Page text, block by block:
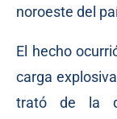
noroeste del
El hecho
carga
trató de la